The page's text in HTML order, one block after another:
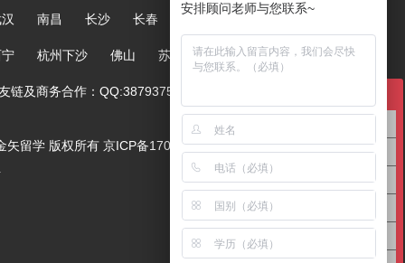
南昌 长沙 长春 哈尔滨 大连 郑州
杭州下沙 佛山 苏州
商务合作：QQ:387937567
矢留学 版权所有 京ICP备17005244号-1
澳洲留学咨询
美国留学咨询
安排顾问老师与您联系~